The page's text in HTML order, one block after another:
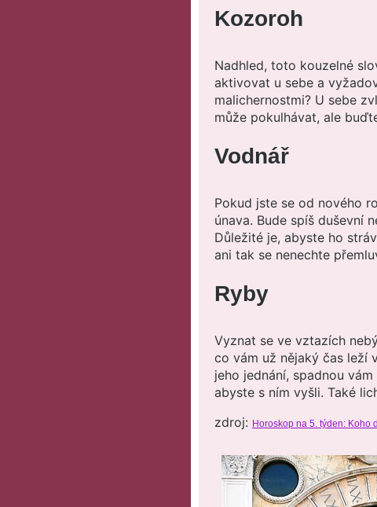
Kozoroh
Nadhled, toto kouzelné
aktivovat u sebe a
malichernostmi? U sebe
může pokulhávat, ale
Vodnář
Pokud jste se od nového
únava. Bude spíš duševní
Důležité je, abyste ho
ani tak se nenechte
Ryby
Vyznat se ve vztazích
co vám už nějaký čas leží
jeho jednání, spadnou
abyste s ním vyšli. Také
zdroj: Horoskop na 5. týden: Koho